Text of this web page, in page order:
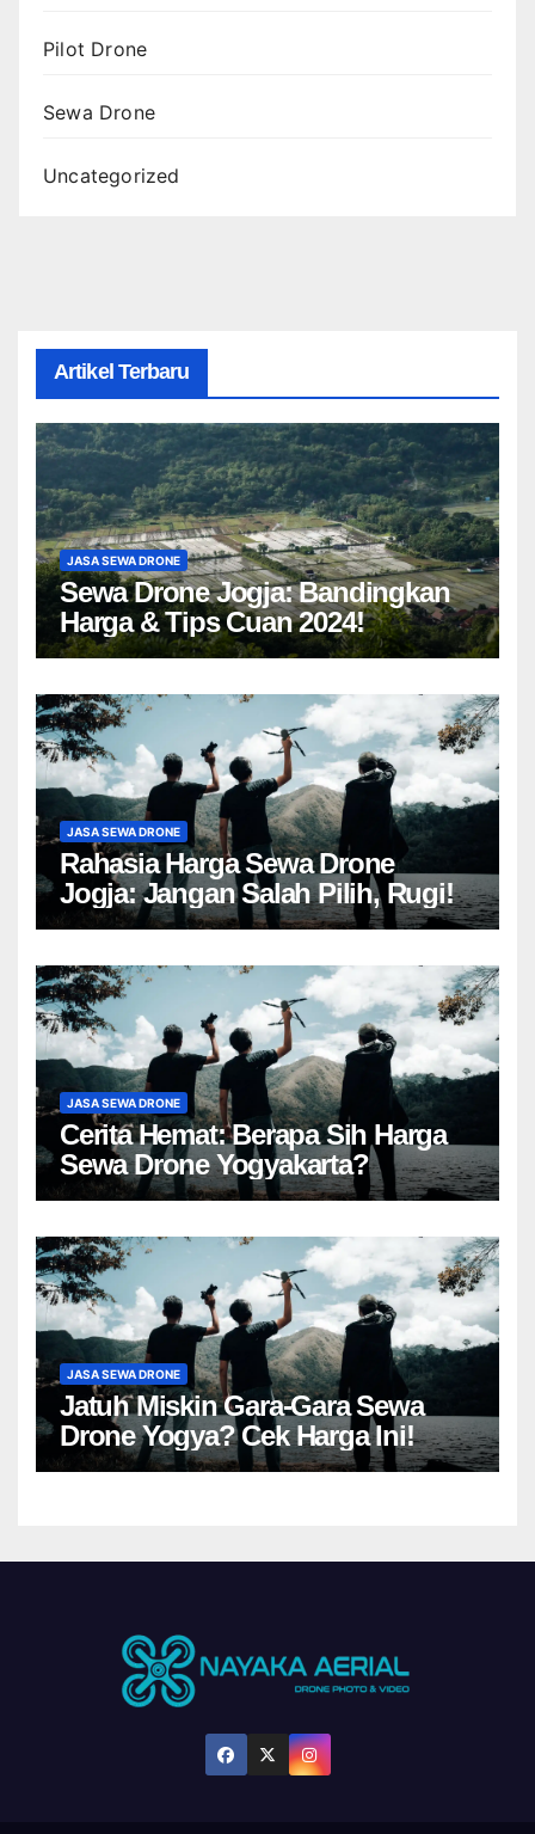
Pilot Drone
Sewa Drone
Uncategorized
Artikel Terbaru
JASA SEWA DRONE
Sewa Drone Jogja: Bandingkan
Harga & Tips Cuan 2024!
JASA SEWA DRONE
Rahasia Harga Sewa Drone
Jogja: Jangan Salah Pilih, Rugi!
JASA SEWA DRONE
Cerita Hemat: Berapa Sih Harga
Sewa Drone Yogyakarta?
JASA SEWA DRONE
Jatuh Miskin Gara-Gara Sewa
Drone Yogya? Cek Harga Ini!